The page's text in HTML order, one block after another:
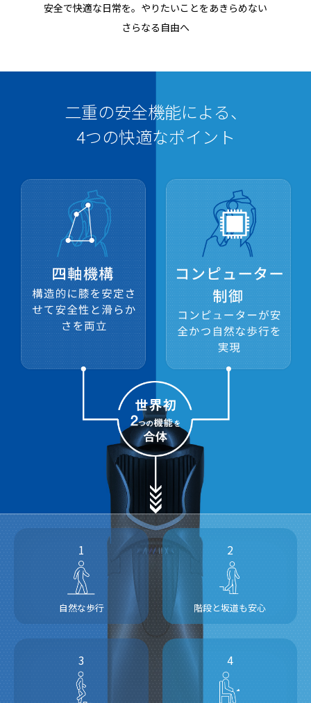
安全で快適な日常を。やりたいことをあきらめない
さらなる自由へ
二重の安全機能による、
4つの快適なポイント
1
自然な歩行
2
階段と坂道も安心
3 4